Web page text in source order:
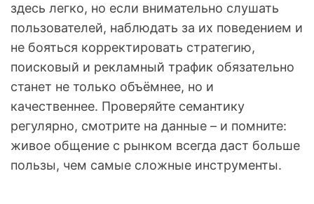
здесь легко, но если внимательно слушать
пользователей, наблюдать за их поведением и
не бояться корректировать стратегию,
поисковый и рекламный трафик обязательно
станет не только объёмнее, но и
качественнее. Проверяйте семантику
регулярно, смотрите на данные – и помните:
живое общение с рынком всегда даст больше
пользы, чем самые сложные инструменты.